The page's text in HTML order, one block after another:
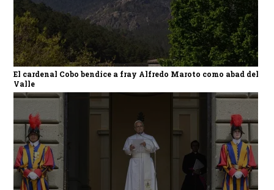
El cardenal Cobo bendice a fray Alfredo Maroto como abad del
Valle